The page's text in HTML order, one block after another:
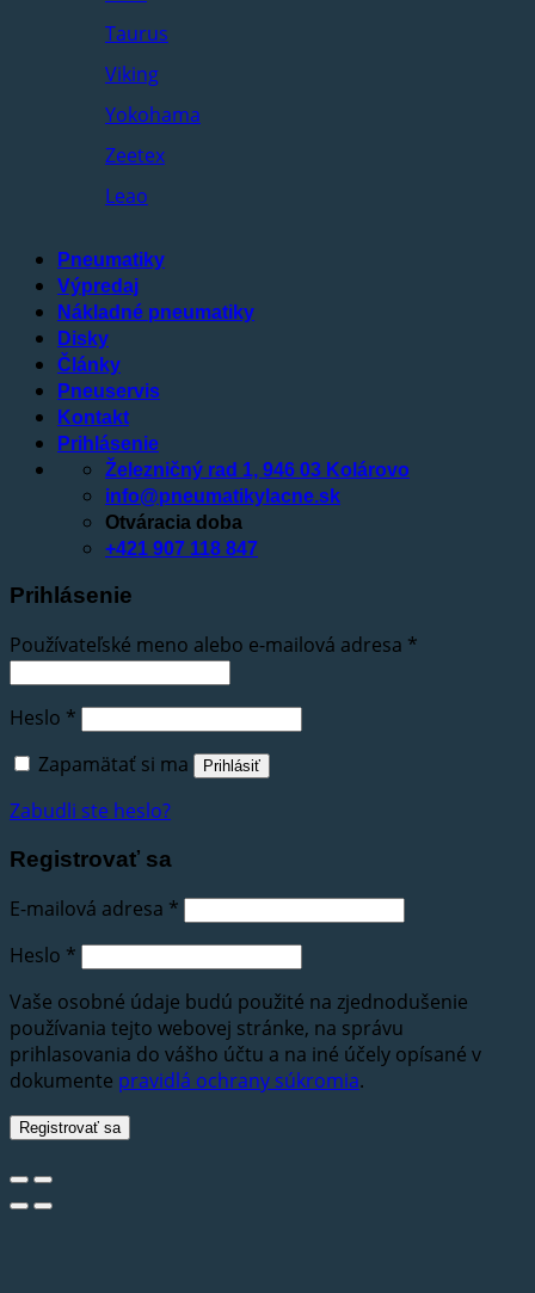
Taurus
Viking
Yokohama
Zeetex
Leao
Pneumatiky
Výpredaj
Nákladné pneumatiky
Disky
Články
Pneuservis
Kontakt
Prihlásenie
Železničný rad 1, 946 03 Kolárovo
info@pneumatikylacne.sk
Otváracia doba
+421 907 118 847
Prihlásenie
Používateľské meno alebo e-mailová adresa *
Heslo *
Zapamätať si ma
Prihlásiť
Zabudli ste heslo?
Registrovať sa
E-mailová adresa *
Heslo *
Vaše osobné údaje budú použité na zjednodušenie
používania tejto webovej stránke, na správu
prihlasovania do vášho účtu a na iné účely opísané v
dokumente pravidlá ochrany súkromia.
Registrovať sa